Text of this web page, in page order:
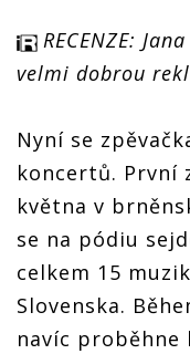
RECENZE:
velmi dobrou
Nyní se
koncertů. První
května v
se na pódiu
celkem 15
Slovenska.
navíc